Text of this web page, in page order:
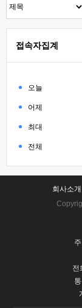
접속자집계
오늘
어제
최대
전체
회사소개
전